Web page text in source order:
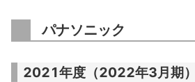
パナソニック
2021年度（2022年3月期